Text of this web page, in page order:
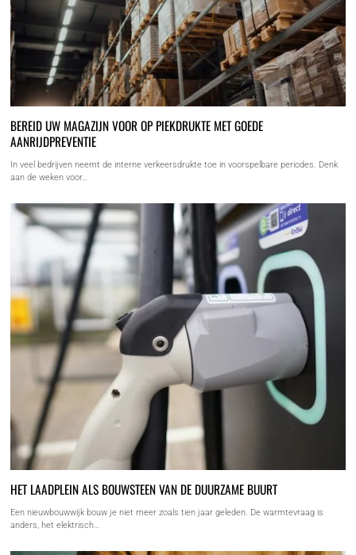
BEREID UW MAGAZIJN VOOR OP PIEKDRUKTE MET GOEDE
AANRIJDPREVENTIE
In veel bedrijven neemt de interne verkeersdrukte toe in voorspelbare periodes. Denk
aan de weken voor…
HET LAADPLEIN ALS BOUWSTEEN VAN DE DUURZAME BUURT
Een nieuwbouwwijk bouw je niet meer zoals tien jaar geleden. De warmtevraag is
anders, het elektrisch…